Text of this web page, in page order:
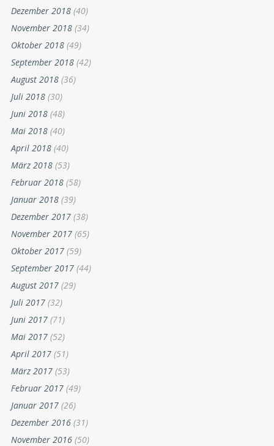
Dezember 2018 (40)
November 2018 (34)
Oktober 2018 (49)
September 2018 (42)
August 2018 (36)
Juli 2018 (30)
Juni 2018 (48)
Mai 2018 (40)
April 2018 (40)
März 2018 (53)
Februar 2018 (58)
Januar 2018 (39)
Dezember 2017 (38)
November 2017 (65)
Oktober 2017 (59)
September 2017 (44)
August 2017 (29)
Juli 2017 (32)
Juni 2017 (71)
Mai 2017 (52)
April 2017 (51)
März 2017 (53)
Februar 2017 (49)
Januar 2017 (26)
Dezember 2016 (31)
November 2016 (50)